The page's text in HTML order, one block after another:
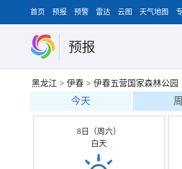
首页 预报 预警 雷达 云图 天气地图
预报
黑龙江 > 伊春 > 伊春五营国家森林公园
今天
8日（周六）
白天